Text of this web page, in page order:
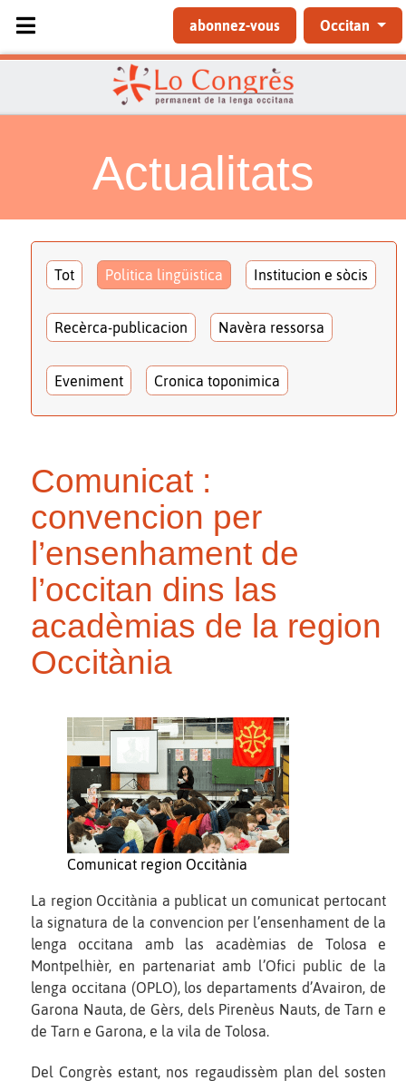
Sélectionnez votre langue
abonnez-vous Occitan
Actualitats
Tot Politica lingüistica Institucion e sòcis
Recèrca-publicacion Navèra ressorsa
Eveniment Cronica toponimica
Comunicat :
convencion per
l’ensenhament de
l’occitan dins las
acadèmias de la region
Occitània
Comunicat region Occitània
La region Occitània a publicat un comunicat pertocant
la signatura de la convencion per l’ensenhament de la
lenga occitana amb las acadèmias de Tolosa e
Montpelhièr, en partenariat amb l’Ofici public de la
lenga occitana (OPLO), los departaments d’Avairon, de
Garona Nauta, de Gèrs, dels Pirenèus Nauts, de Tarn e
de Tarn e Garona, e la vila de Tolosa.
Del Congrès estant, nos regaudissèm plan del sosten